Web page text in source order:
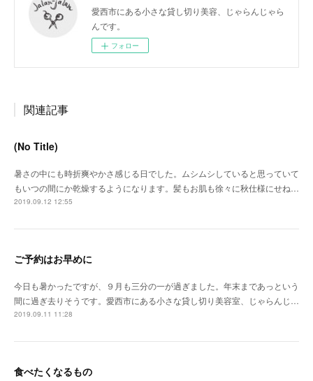
愛西市にある小さな貸し切り美容、じゃらんじゃら
んです。
フォロー
関連記事
(No Title)
暑さの中にも時折爽やかさ感じる日でした。ムシムシしていると思っていて
もいつの間にか乾燥するようになります。髪もお肌も徐々に秋仕様にせね…
2019.09.12 12:55
ご予約はお早めに
今日も暑かったですが、９月も三分の一が過ぎました。年末まであっという
間に過ぎ去りそうです。愛西市にある小さな貸し切り美容室、じゃらんじ…
2019.09.11 11:28
食べたくなるもの